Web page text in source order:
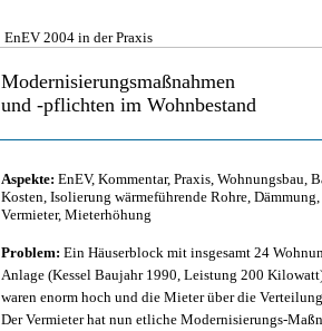
EnEV 2004 in der Praxis
Modernisierungsmaßnahmen
und -pflichten im Wohnbestand
Aspekte: EnEV, Kommentar, Praxis, Wohnungsbau,
Kosten, Isolierung wärmeführende Rohre,
Vermieter, Mieterhöhung
Problem: Ein Häuserblock mit insgesamt 24
Anlage (Kessel Baujahr 1990, Leistung 200
waren enorm hoch und die Mieter über die
Der Vermieter hat nun etliche Modernisierungs-